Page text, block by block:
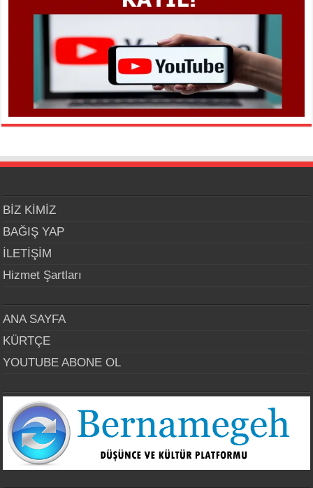
BİZ KİMİZ
BAĞIŞ YAP
İLETİŞİM
Hizmet Şartları
ANA SAYFA
KÜRTÇE
YOUTUBE ABONE OL